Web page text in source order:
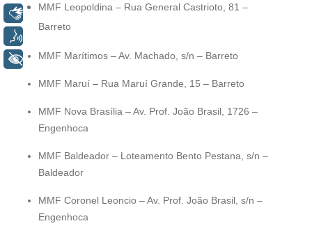
MMF Leopoldina – Rua General Castrioto, 81 –
Barreto
MMF Marítimos – Av. Machado, s/n – Barreto
MMF Maruí – Rua Maruí Grande, 15 – Barreto
MMF Nova Brasília – Av. Prof. João Brasil, 1726 –
Engenhoca
MMF Baldeador – Loteamento Bento Pestana, s/n –
Baldeador
MMF Coronel Leoncio – Av. Prof. João Brasil, s/n –
Engenhoca
Libras
+ Acessibilidade